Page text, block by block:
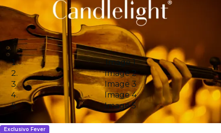
Image 1
Image 2
Image 3
Image 4
Image 5
Exclusivo Fever